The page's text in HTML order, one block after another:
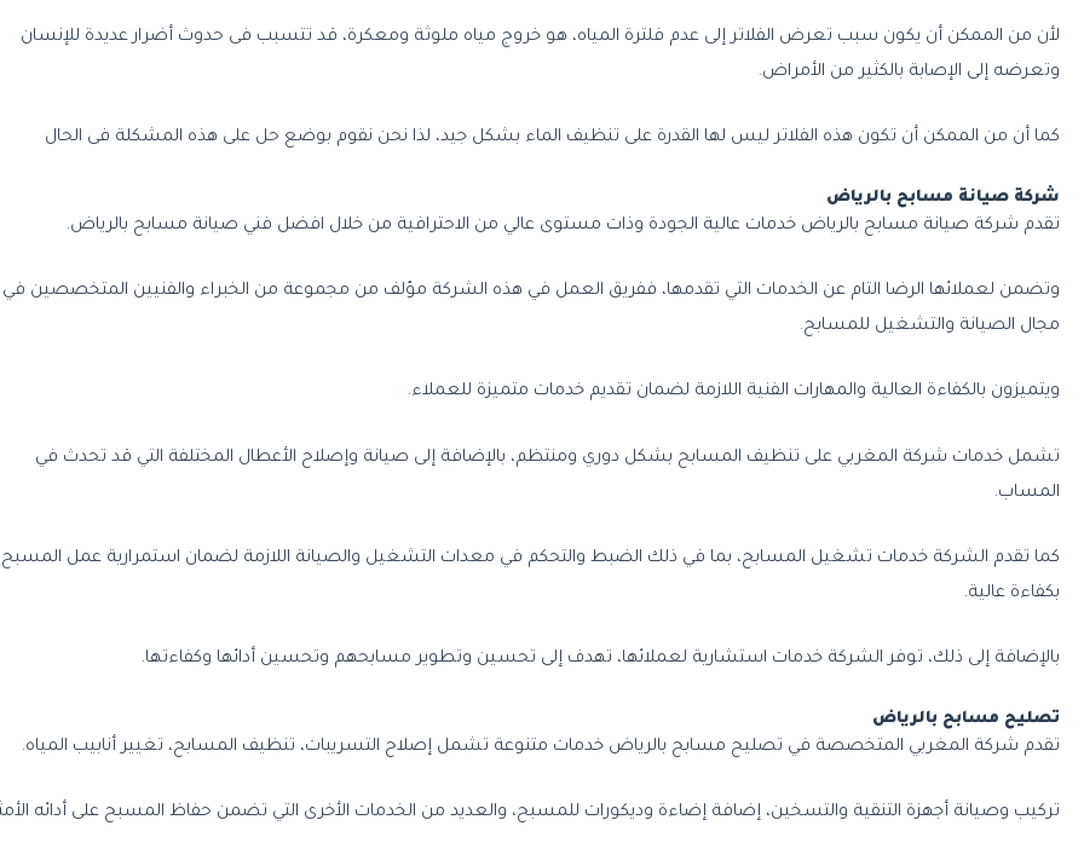
لأن من الممكن أن يكون سبب تعرض الفلاتر إلى عدم فلترة المياه، هو خروج مياه ملوثة ومعكرة، قد تتسبب فى حدوث أضرار عديدة للإنسان
وتعرضه إلى الإصابة بالكثير من الأمراض.
كما أن من الممكن أن تكون هذه الفلاتر ليس لها القدرة على تنظيف الماء بشكل جيد، لذا نحن نقوم بوضع حل على هذه المشكلة فى الحال
شركة صيانة مسابح بالرياض
تقدم شركة صيانة مسابح بالرياض خدمات عالية الجودة وذات مستوى عالي من الاحترافية من خلال افضل فني صيانة مسابح بالرياض.
وتضمن لعملائها الرضا التام عن الخدمات التي تقدمها، ففريق العمل في هذه الشركة مؤلف من مجموعة من الخبراء والفنيين المتخصصين في
مجال الصيانة والتشغيل للمسابح.
ويتميزون بالكفاءة العالية والمهارات الفنية اللازمة لضمان تقديم خدمات متميزة للعملاء.
تشمل خدمات شركة المغربي على تنظيف المسابح بشكل دوري ومنتظم، بالإضافة إلى صيانة وإصلاح الأعطال المختلفة التي قد تحدث في
المساب.
كما تقدم الشركة خدمات تشغيل المسابح، بما في ذلك الضبط والتحكم في معدات التشغيل والصيانة اللازمة لضمان استمرارية عمل المسبح
بكفاءة عالية.
بالإضافة إلى ذلك، توفر الشركة خدمات استشارية لعملائها، تهدف إلى تحسين وتطوير مسابحهم وتحسين أدائها وكفاءتها.
تصليح مسابح بالرياض
تقدم شركة المغربي المتخصصة في تصليح مسابح بالرياض خدمات متنوعة تشمل إصلاح التسريبات، تنظيف المسابح، تغيير أنابيب المياه.
تركيب وصيانة أجهزة التنقية والتسخين، إضافة إضاءة وديكورات للمسبح، والعديد من الخدمات الأخرى التي تضمن حفاظ المسبح على أدائه